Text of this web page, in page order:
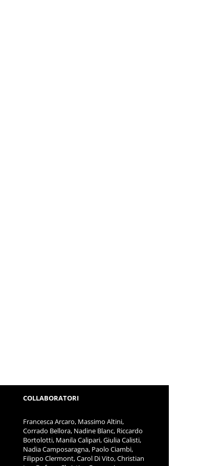
COLLABORATORI
Francesca Arcaro, Massimo Altini,
Corrado Bellora, Nadine Blanc, Riccardo
Bortolotti, Manila Calipari, Giulia Calisti,
Nadia Camposaragna, Paolo Ciambi,
Filippo Clermont, Carol Di Vito, Christian